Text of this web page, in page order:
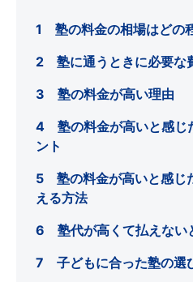
1 塾の料金の相場はどの
2 塾に通うときに必要な
3 塾の料金が高い理由
4 塾の料金が高いと感じ
ント
5 塾の料金が高いと感じ
える方法
6 塾代が高くて払えない
7 子どもに合った塾の選